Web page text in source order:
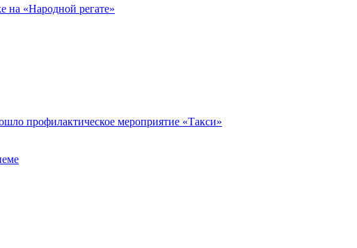
на «Народной регате»
профилактическое мероприятие «Такси»